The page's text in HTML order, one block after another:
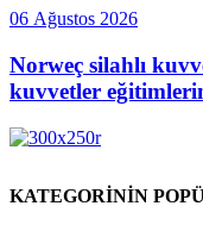
06 Ağustos 2026
Norweç silahlı
kuvvetler
KATEGORİNİN